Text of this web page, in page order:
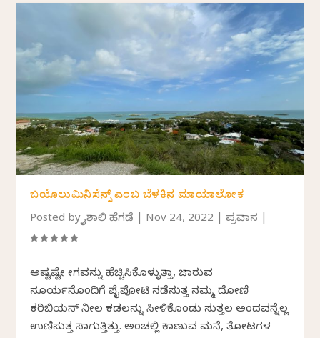
ಬಯೊಲುಮಿನಿಸೆನ್ಸ್ ಎಂಬ ಬೆಳಕಿನ ಮಾಯಾಲೋಕ
Posted byವೈಶಾಲಿ ಹೆಗಡೆ Nov 24, 2022 |ಪ್ರವಾಸ
ಅಷ್ಟಷ್ಟೇ ವೇಗವನ್ನು ಹೆಚ್ಚಿಸಿಕೊಳ್ಳುತ್ತಾ, ಜಾರುವ
ಸೂರ್ಯನೊಂದಿಗೆ ಪೈಪೋಟಿ ನಡೆಸುತ್ತ ನಮ್ಮ ದೋಣಿ
ಕರಿಬಿಯನ್ ನೀಲ ಕಡಲನ್ನು ಸೀಳಿಕೊಂಡು ಸುತ್ತಲ ಅಂದವನ್ನೆಲ್ಲ
ಉಣಿಸುತ್ತ ಸಾಗುತ್ತಿತ್ತು. ಅಂಚಲ್ಲಿ ಕಾಣುವ ಮನೆ, ತೋಟಗಳ